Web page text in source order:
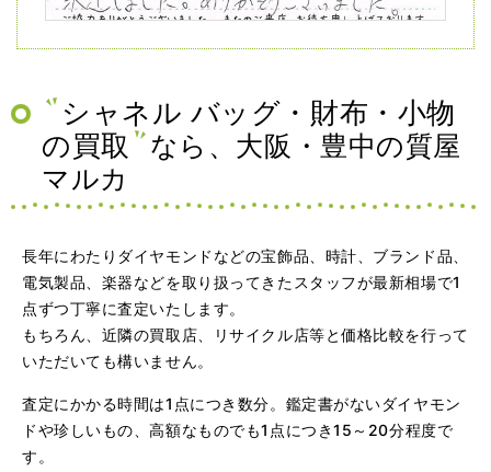
（大阪府大阪市）問い合わせから非常に分かり易く、安心
して利用できた。また、思ったよりも高額だったので助か
りました。
シャネル バッグ・財布・小物
の買取
なら、大阪・豊中の質屋
マルカ
長年にわたりダイヤモンドなどの宝飾品、時計、ブランド品、
電気製品、楽器などを取り扱ってきたスタッフが最新相場で1
点ずつ丁寧に査定いたします。
もちろん、近隣の買取店、リサイクル店等と価格比較を行って
いただいても構いません。
査定にかかる時間は1点につき数分。鑑定書がないダイヤモン
ドや珍しいもの、高額なものでも1点につき15～20分程度で
す。